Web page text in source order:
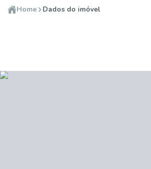
Home Dados do imóvel